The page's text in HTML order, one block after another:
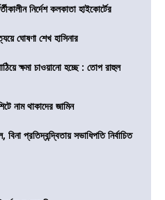
নির্দেশ কলকাতা হাইকোর্টের
ঘোষণা শেখ হাসিনার
ক্ষমা চাওয়ানো হচ্ছে : তোপ রাহুল
নাম থাকাদের জামিন
প্রতিদ্বন্দ্বিতায় সভাধিপতি নির্বাচিত